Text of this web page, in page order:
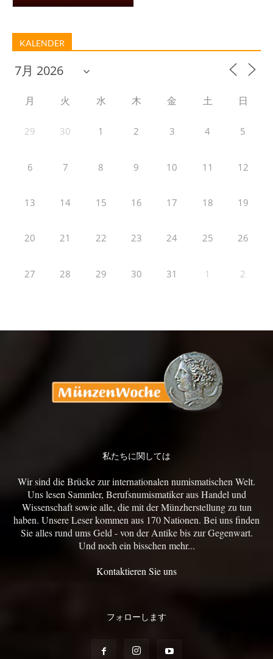
KALENDER
月 火 水 木 金 土 日
29 30 1 2 3 4 5
6 7 8 9 10 11 12
13 14 15 16 17 18 19
20 21 22 23 24 25 26
27 28 29 30 31 1 2
私たちに関しては
Wir sind die Brücke zur internationalen numismatischen Welt.
Uns lesen Sammler, Berufsnumismatiker aus Handel und
Wissenschaft sowie alle, die mit der Münzherstellung zu tun
haben. Unsere Leser kommen aus 170 Nationen. Bei uns finden
Sie alles rund ums Geld - von der Antike bis zur Gegenwart.
Und noch ein bisschen mehr...
Kontaktieren Sie uns
フォローします